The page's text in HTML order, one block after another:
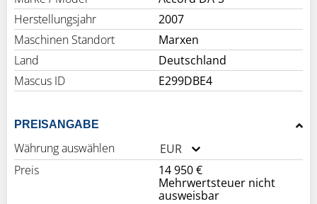
Herstellungsjahr
2007
Maschinen Standort
Marxen
Land
Deutschland
Mascus ID
E299DBE4
PREISANGABE
Währung auswählen
EUR
Preis
14 950 €
Mehrwertsteuer nicht
ausweisbar